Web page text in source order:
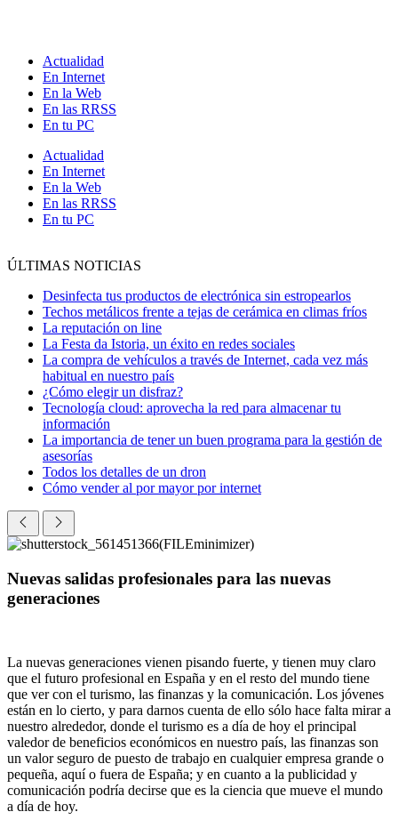
Actualidad
En Internet
En la Web
En las RRSS
En tu PC
Actualidad
En Internet
En la Web
En las RRSS
En tu PC
ÚLTIMAS NOTICIAS
Desinfecta tus productos de electrónica sin estropearlos
Techos metálicos frente a tejas de cerámica en climas fríos
La reputación on line
La Festa da Istoria, un éxito en redes sociales
La compra de vehículos a través de Internet, cada vez más
habitual en nuestro país
¿Cómo elegir un disfraz?
Tecnología cloud: aprovecha la red para almacenar tu
información
La importancia de tener un buen programa para la gestión de
asesorías
Todos los detalles de un dron
Cómo vender al por mayor por internet
Nuevas salidas profesionales para las nuevas
generaciones
La nuevas generaciones vienen pisando fuerte, y tienen muy claro
que el futuro profesional en España y en el resto del mundo tiene
que ver con el turismo, las finanzas y la comunicación. Los jóvenes
están en lo cierto, y para darnos cuenta de ello sólo hace falta mirar a
nuestro alrededor, donde el turismo es a día de hoy el principal
valedor de beneficios económicos en nuestro país, las finanzas son
un valor seguro de puesto de trabajo en cualquier empresa grande o
pequeña, aquí o fuera de España; y en cuanto a la publicidad y
comunicación podría decirse que es la ciencia que mueve el mundo
a día de hoy.